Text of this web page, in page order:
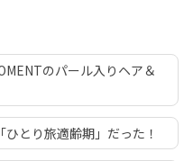
のパール入りヘア＆
とり旅適齢期」だった！